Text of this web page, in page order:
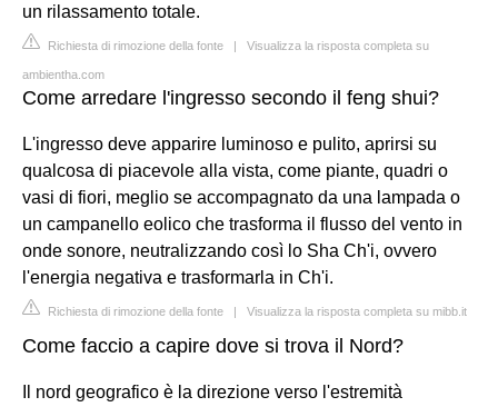
un rilassamento totale.
Richiesta di rimozione della fonte | Visualizza la risposta completa su
ambientha.com
Come arredare l'ingresso secondo il feng shui?
L'ingresso deve apparire luminoso e pulito, aprirsi su
qualcosa di piacevole alla vista, come piante, quadri o
vasi di fiori, meglio se accompagnato da una lampada o
un campanello eolico che trasforma il flusso del vento in
onde sonore, neutralizzando così lo Sha Ch'i, ovvero
l'energia negativa e trasformarla in Ch'i.
Richiesta di rimozione della fonte | Visualizza la risposta completa su mibb.it
Come faccio a capire dove si trova il Nord?
Il nord geografico è la direzione verso l'estremità